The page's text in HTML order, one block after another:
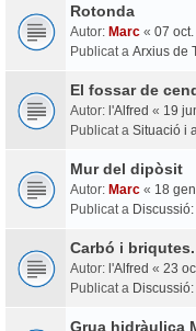
Rotonda
Autor: Marc « 07
Publicat a Arxius de
El fossar de
Autor: l'Alfred « 19
Publicat a Situació i
Mur del dipòsit
Autor: Marc « 18
Publicat a
Carbó i briqutes.
Autor: l'Alfred « 23
Publicat a
Grua hidràulica